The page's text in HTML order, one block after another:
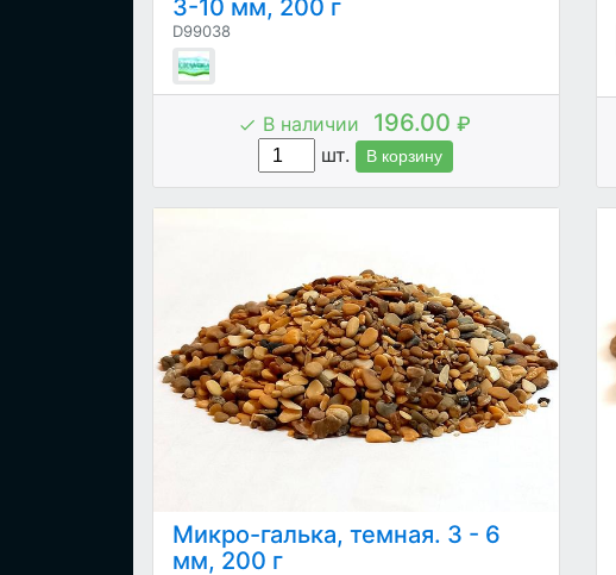
3-10 мм, 200 г
D99038
В наличии 196.00 ₽
шт.
В корзину
Микро-галька, темная. 3 - 6
мм, 200 г